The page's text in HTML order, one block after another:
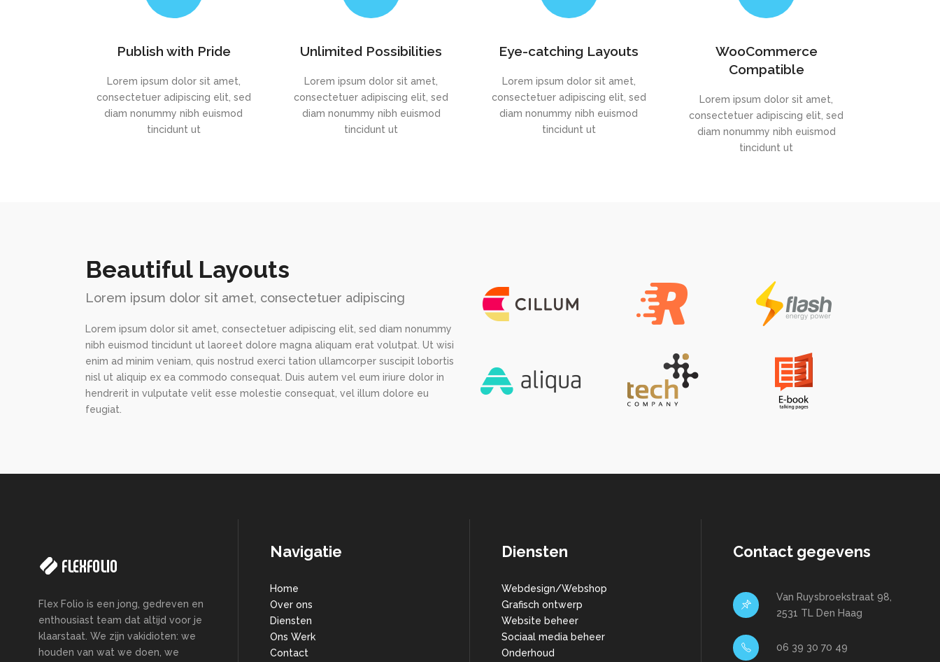
Publish with Pride
Lorem ipsum dolor sit amet,
consectetuer adipiscing elit, sed
diam nonummy nibh euismod
tincidunt ut
Unlimited Possibilities
Lorem ipsum dolor sit amet,
consectetuer adipiscing elit, sed
diam nonummy nibh euismod
tincidunt ut
Eye-catching Layouts
Lorem ipsum dolor sit amet,
consectetuer adipiscing elit, sed
diam nonummy nibh euismod
tincidunt ut
WooCommerce
Compatible
Lorem ipsum dolor sit amet,
consectetuer adipiscing elit, sed
diam nonummy nibh euismod
tincidunt ut
Beautiful Layouts
Lorem ipsum dolor sit amet, consectetuer adipiscing
Lorem ipsum dolor sit amet, consectetuer adipiscing elit, sed diam nonummy
nibh euismod tincidunt ut laoreet dolore magna aliquam erat volutpat. Ut wisi
enim ad minim veniam, quis nostrud exerci tation ullamcorper suscipit lobortis
nisl ut aliquip ex ea commodo consequat. Duis autem vel eum iriure dolor in
hendrerit in vulputate velit esse molestie consequat, vel illum dolore eu
feugiat.
Flex Folio is een jong, gedreven en
enthousiast team dat altijd voor je
klaarstaat. We zijn vakidioten: we
houden van wat we doen, we
Navigatie
Home
Over ons
Diensten
Ons Werk
Contact
Diensten
Webdesign/Webshop
Grafisch ontwerp
Website beheer
Sociaal media beheer
Onderhoud
Contact gegevens
Van Ruysbroekstraat 98,
2531 TL Den Haag
06 39 30 70 49